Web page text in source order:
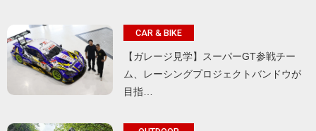
CAR & BIKE
【ガレージ見学】スーパーGT参戦チー
ム、レーシングプロジェクトバンドウが
目指…